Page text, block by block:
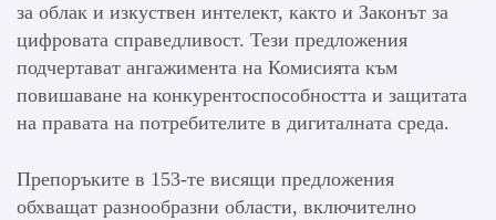
за облак и изкуствен интелект, както и Законът за
цифровата справедливост. Тези предложения
подчертават ангажимента на Комисията към
повишаване на конкурентоспособността и защитата
на правата на потребителите в дигиталната среда.
Препоръките в 153-те висящи предложения
обхващат разнообразни области, включително